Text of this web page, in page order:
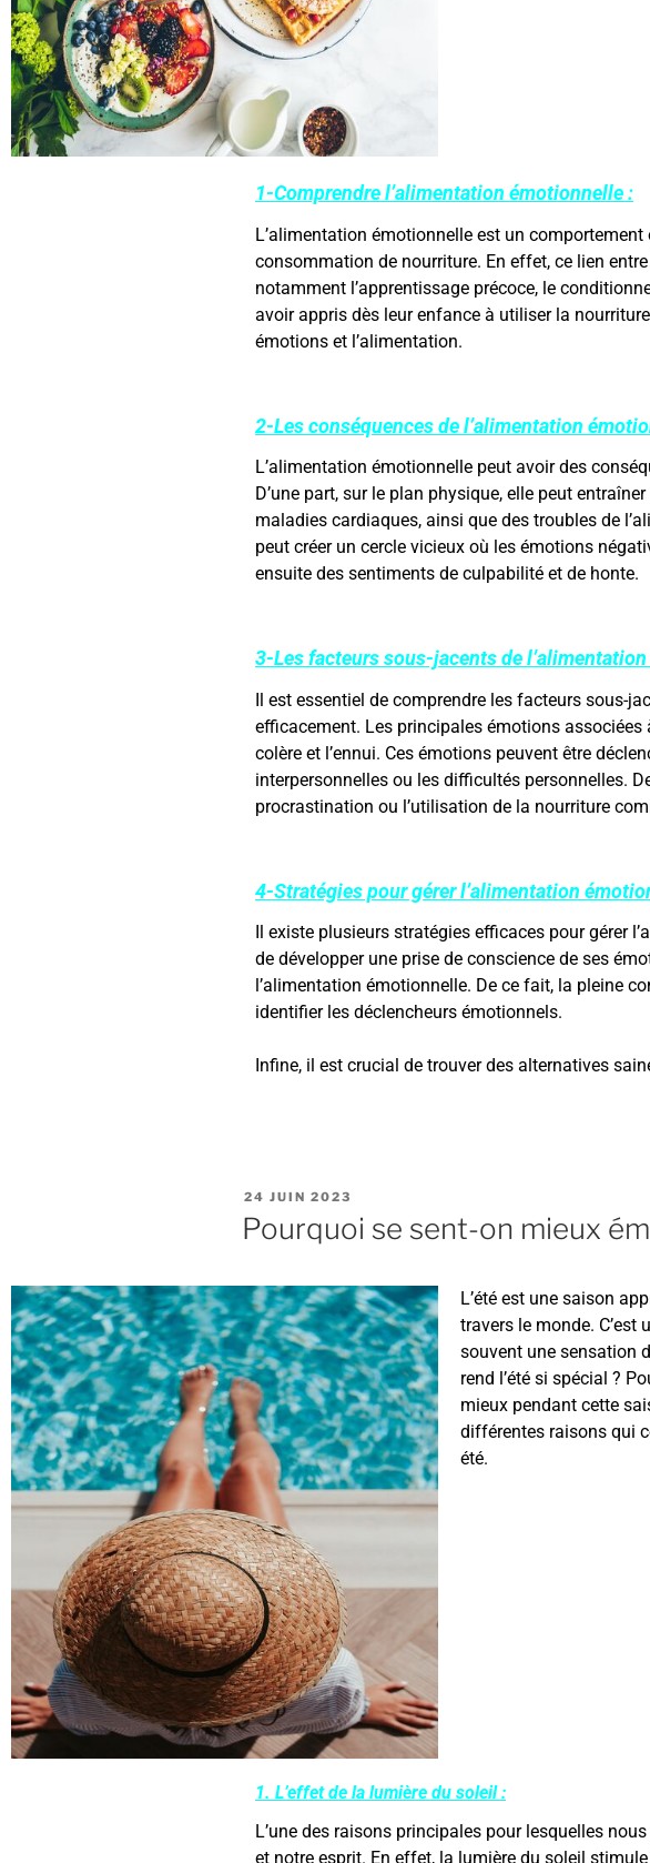
1-Comprendre l’alimentation émotionnelle :
L’alimentation émotionnelle est un
consommation de nourriture. En effet, ce lien
notamment l’apprentissage précoce, le
avoir appris dès leur enfance à utiliser la
émotions et l’alimentation.
2-Les conséquences de l’alimentation
L’alimentation émotionnelle peut avoir des
D’une part, sur le plan physique, elle peut
maladies cardiaques, ainsi que des troubles de
peut créer un cercle vicieux où les émotions
ensuite des sentiments de culpabilité et de honte.
3-Les facteurs sous-jacents de
Il est essentiel de comprendre les facteurs sous-
efficacement. Les principales émotions associées
colère et l’ennui. Ces émotions peuvent être
interpersonnelles ou les difficultés personnelles.
procrastination ou l’utilisation de la nourriture
4-Stratégies pour gérer l’alimentation
Il existe plusieurs stratégies efficaces pour gérer
de développer une prise de conscience de ses
l’alimentation émotionnelle. De ce fait, la pleine
identifier les déclencheurs émotionnels.
Infine, il est crucial de trouver des alternatives
24 JUIN 2023
Pourquoi se sent-on mieux
L’été est une saison
travers le monde. C’est
souvent une sensation
rend l’été si spécial ?
mieux pendant cette
différentes raisons qui
été.
1. L’effet de la lumière du soleil :
L’une des raisons principales pour lesquelles
et notre esprit. En effet, la lumière du soleil